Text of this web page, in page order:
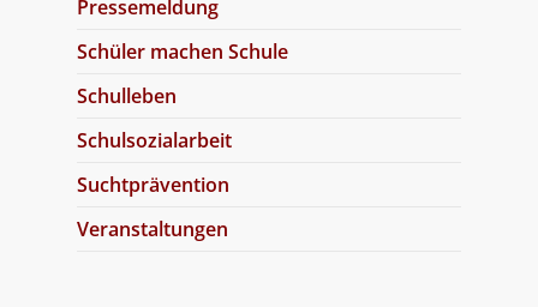
Pressemeldung
Schüler machen Schule
Schulleben
Schulsozialarbeit
Suchtprävention
Veranstaltungen